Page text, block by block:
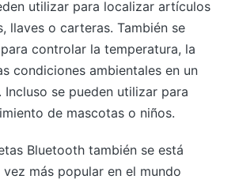
utilizar para localizar artículos
llaves o carteras. También se
controlar la temperatura, la
condiciones ambientales en un
Incluso se pueden utilizar para
de mascotas o niños.
Bluetooth también se está
más popular en el mundo